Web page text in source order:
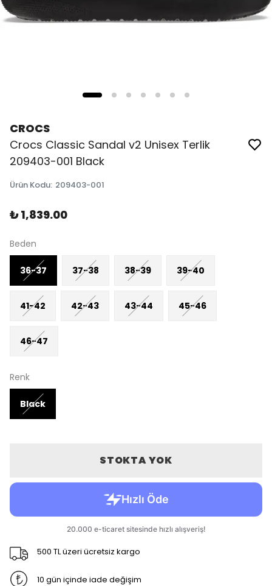
CROCS
Crocs Classic Sandal v2 Unisex Terlik
209403-001 Black
Ürün Kodu: 209403-001
₺ 1,839.00
Beden
36-37 37-38 38-39 39-40
41-42 42-43 43-44 45-46
46-47
Renk
Black
STOKTA YOK
500 TL üzeri ücretsiz kargo
10 gün içinde iade değişim